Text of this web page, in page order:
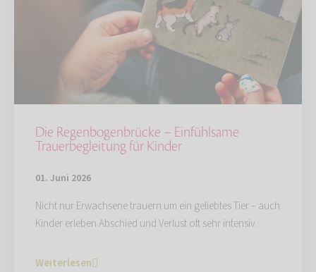
Die Regenbogenbrücke – Einfühlsame
Trauerbegleitung für Kinder
01. Juni 2026
Nicht nur Erwachsene trauern um ein geliebtes Tier – auch
Kinder erleben Abschied und Verlust oft sehr intensiv.
Weiterlesen